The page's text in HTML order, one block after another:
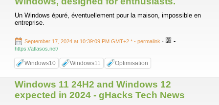
Un Windows épuré, éventuellement pour la maison, impossible en
entreprise.
September 17, 2024 at 10:39:09 PM GMT+2 * - permalink - -
https://atlasos.net/
Windows10 Windows11 Optimisation
Windows 11 24H2 and Windows 12
expected in 2024 - gHacks Tech News